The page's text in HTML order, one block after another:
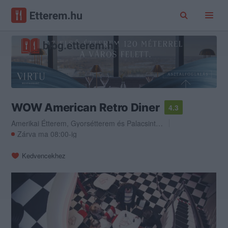
WOW American Retro Diner
4.3
Amerikai Étterem, Gyorsétterem és Palacsintázó
Zárva ma 08:00-ig
Kedvencekhez